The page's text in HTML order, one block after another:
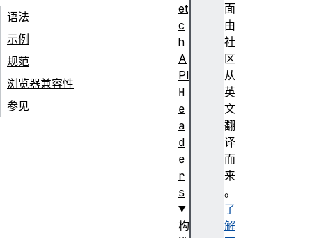
面
由
社
区
从
英
文
翻
译
而
来
。
了
解
语法
示例
规范
浏览器兼容性
参见
et
c
h
A
PI
H
e
a
d
e
r
s
构